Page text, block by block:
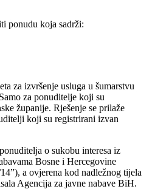
ponudu koja sadrži:
za izvršenje usluga u šumarstvu
za ponuditelje koji su
županije. Rješenje se prilaže
koji su registrirani izvan
o sukobu interesa iz
Bosne i Hercegovine
a ovjerena kod nadležnog tijela
Agencija za javne nabave BiH.